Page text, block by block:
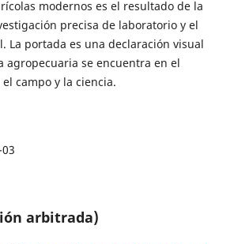
modernos es el resultado de la
precisa de laboratorio y el
La portada es una declaración visual
agropecuaria se encuentra en el
campo y la ciencia.
arbitrada)